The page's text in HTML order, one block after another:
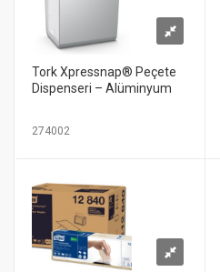
Tork Xpressnap® Peçete
Dispenseri – Alüminyum
274002